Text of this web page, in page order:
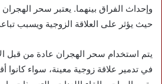
وإحداث الفراق بينهما. يعتبر سحر
حيث يؤثر على العلاقة الزوجية ويسبب
يتم استخدام سحر الهجران عادة من قبل
في تدمير علاقة زوجية معينة، سواء كانوا